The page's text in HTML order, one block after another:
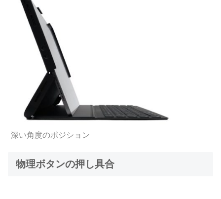
深い角度のポジション
物理ボタンの押し具合